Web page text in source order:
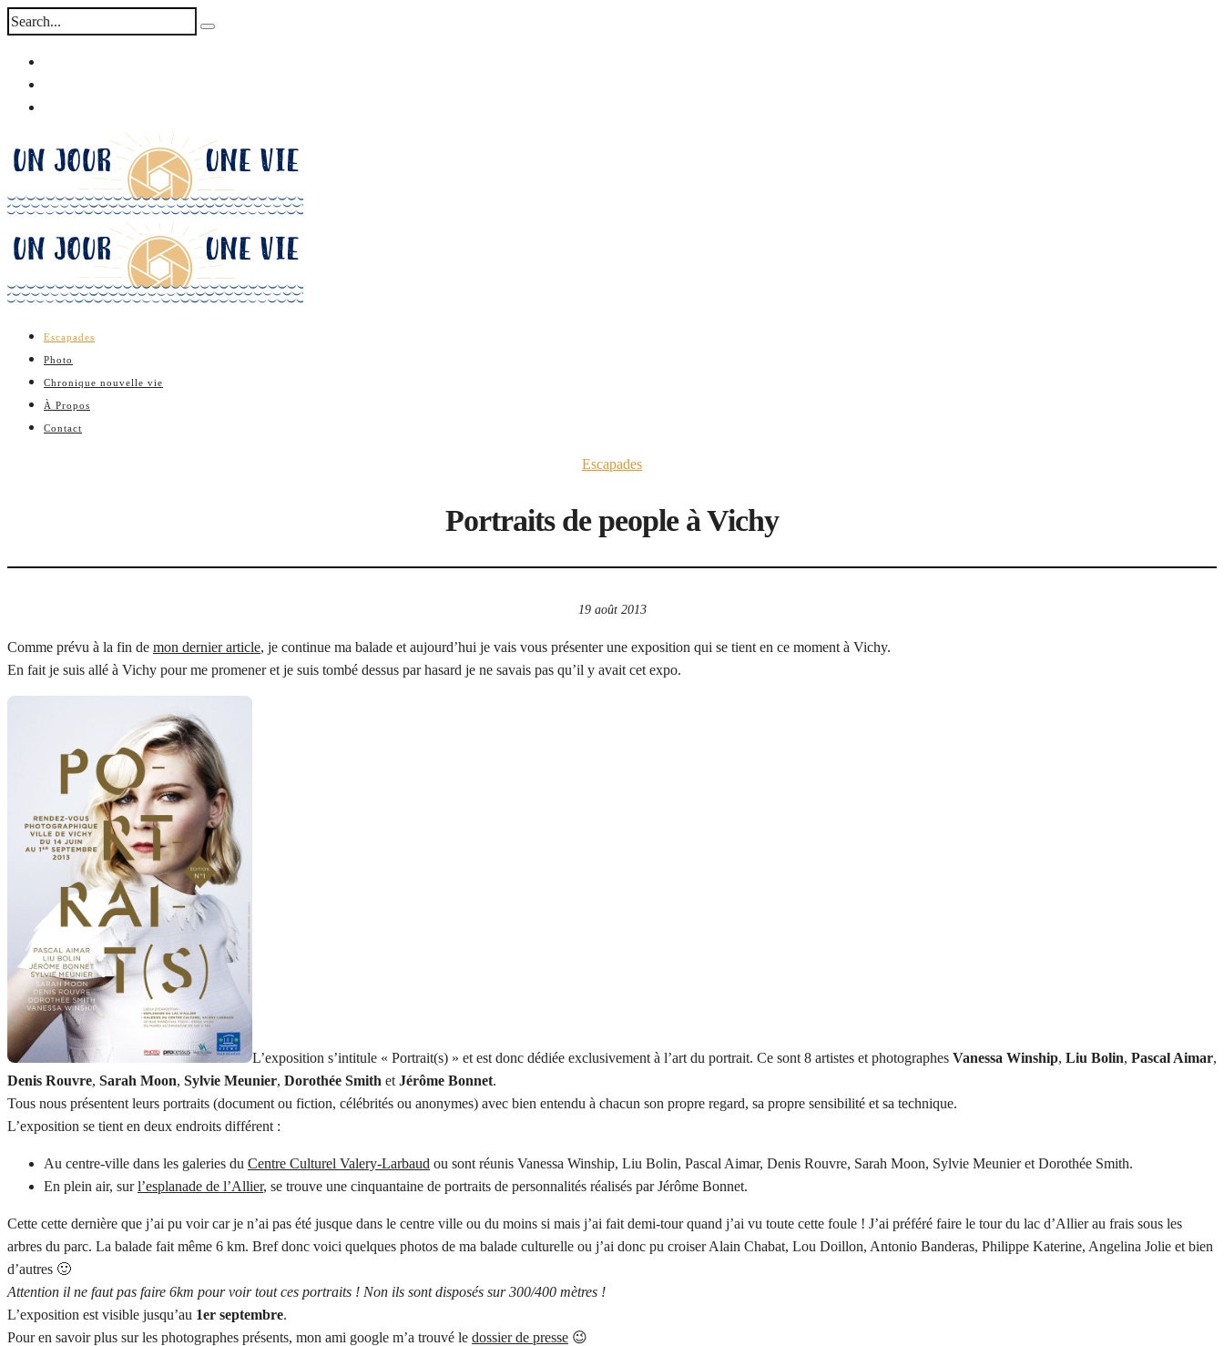
Escapades
Photo
Chronique nouvelle vie
À Propos
Contact
Escapades
Portraits de people à Vichy
19 août 2013
Comme prévu à la fin de mon dernier article, je continue ma balade et aujourd’hui je vais vous présenter une exposition qui se tient en ce moment à Vichy.
En fait je suis allé à Vichy pour me promener et je suis tombé dessus par hasard je ne savais pas qu’il y avait cet expo.
L’exposition s’intitule « Portrait(s) » et est donc dédiée exclusivement à l’art du portrait. Ce sont 8 artistes et photographes Vanessa Winship, Liu Bolin, Pascal Aimar,
Denis Rouvre, Sarah Moon, Sylvie Meunier, Dorothée Smith et Jérôme Bonnet.
Tous nous présentent leurs portraits (document ou fiction, célébrités ou anonymes) avec bien entendu à chacun son propre regard, sa propre sensibilité et sa technique.
L’exposition se tient en deux endroits différent :
Au centre-ville dans les galeries du Centre Culturel Valery-Larbaud ou sont réunis Vanessa Winship, Liu Bolin, Pascal Aimar, Denis Rouvre, Sarah Moon, Sylvie Meunier et Dorothée Smith.
En plein air, surl’esplanade de l’Allier, se trouve une cinquantaine de portraits de personnalités réalisés par Jérôme Bonnet.
Cette cette dernière que j’ai pu voir car je n’ai pas été jusque dans le centre ville ou du moins si mais j’ai fait demi-tour quand j’ai vu toute cette foule ! J’ai préféré faire le tour du lac d’Allier au frais sous les
arbres du parc. La balade fait même 6 km. Bref donc voici quelques photos de ma balade culturelle ou j’ai donc pu croiser Alain Chabat, Lou Doillon, Antonio Banderas, Philippe Katerine, Angelina Jolie et bien
d’autres 🙂
Attention il ne faut pas faire 6km pour voir tout ces portraits ! Non ils sont disposés sur 300/400 mètres !
L’exposition est visible jusqu’au 1er septembre.
Pour en savoir plus sur les photographes présents, mon ami google m’a trouvé le dossier de presse 😉